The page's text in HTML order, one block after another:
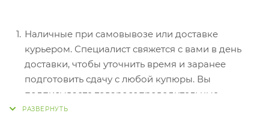
Наличные при самовывозе или доставке
курьером. Специалист свяжется с вами в день
доставки, чтобы уточнить время и заранее
подготовить сдачу с любой купюры. Вы
подписываете товаросопроводительные
документы, вносите денежные средства,